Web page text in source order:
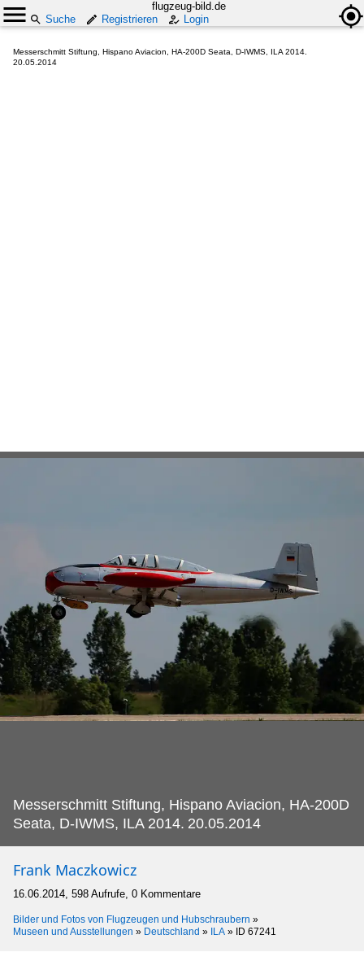
flugzeug-bild.de
Suche
Registrieren Login
Messerschmitt Stiftung, Hispano Aviacion, HA-200D Seata, D-IWMS, ILA 2014.
20.05.2014
Messerschmitt Stiftung, Hispano Aviacion, HA-200D
Seata, D-IWMS, ILA 2014. 20.05.2014
Frank Maczkowicz
16.06.2014, 598 Aufrufe, 0 Kommentare
Bilder und Fotos von Flugzeugen und Hubschraubern »
Museen und Ausstellungen » Deutschland » ILA » ID 67241